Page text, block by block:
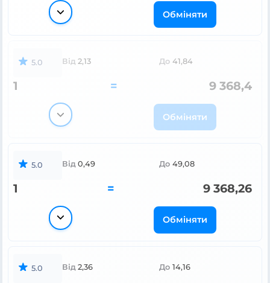
Обміняти
5.0 Від 2,13 До 41,84
1 = 9 368,4
Обміняти
5.0 Від 0,49 До 49,08
1 = 9 368,26
Обміняти
5.0 Від 2,36 До 14,16